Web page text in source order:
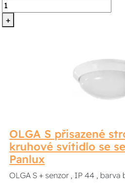
+
OLGA S přisazené
kruhové svítidlo se
Panlux
OLGA S + senzor , IP 44 , barva